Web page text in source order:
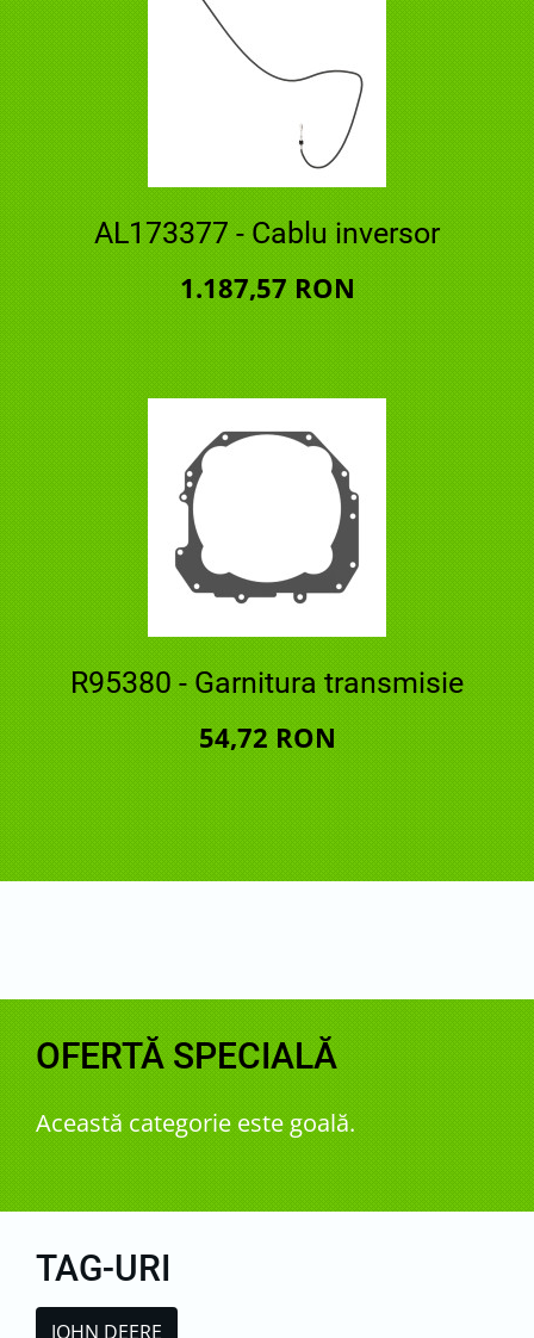
AL173377 - Cablu inversor
1.187,57 RON
R95380 - Garnitura transmisie
54,72 RON
OFERTĂ SPECIALĂ
Această categorie este goală.
TAG-URI
JOHN DEERE